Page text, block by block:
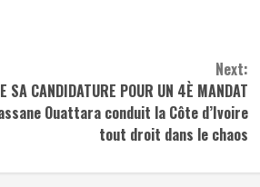
Next:
SA CANDIDATURE POUR UN 4È MANDAT
Ouattara conduit la Côte d’Ivoire
tout droit dans le chaos